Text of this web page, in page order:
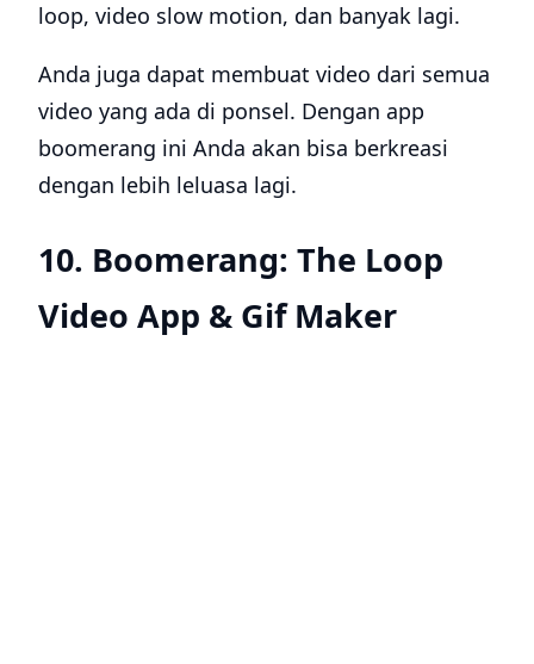
loop, video slow motion, dan banyak lagi.
Anda juga dapat membuat video dari semua
video yang ada di ponsel. Dengan app
boomerang ini Anda akan bisa berkreasi
dengan lebih leluasa lagi.
10. Boomerang: The Loop
Video App & Gif Maker